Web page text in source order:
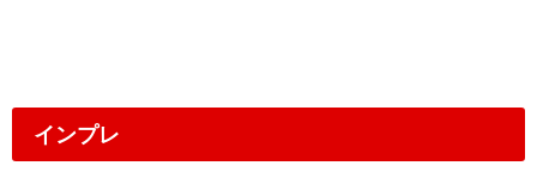
インプレ